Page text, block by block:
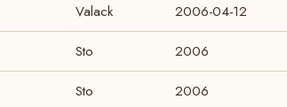
Valack 2006-04-12
Sto 2006
Sto 2006